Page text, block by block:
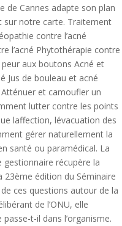
de Cannes adapte son plan
sur notre carte. Traitement
contre l’acné
l’acné Phytothérapie contre
aux boutons Acné et
Jus de bouleau et acné
et camoufler un
lutter contre les points
laffection, lévacuation des
gérer naturellement la
santé ou paramédical. La
récupère la
23ème édition du Séminaire
ces questions autour de la
de l’ONU, elle
t-il dans l’organisme.